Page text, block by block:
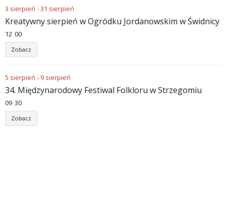
3 sierpień -31 sierpień
Kreatywny sierpień w Ogródku Jordanowskim w Świdnicy
12 00
Zobacz
5 sierpień - 9 sierpień
34. Międzynarodowy Festiwal Folkloru w Strzegomiu
09 30
Zobacz